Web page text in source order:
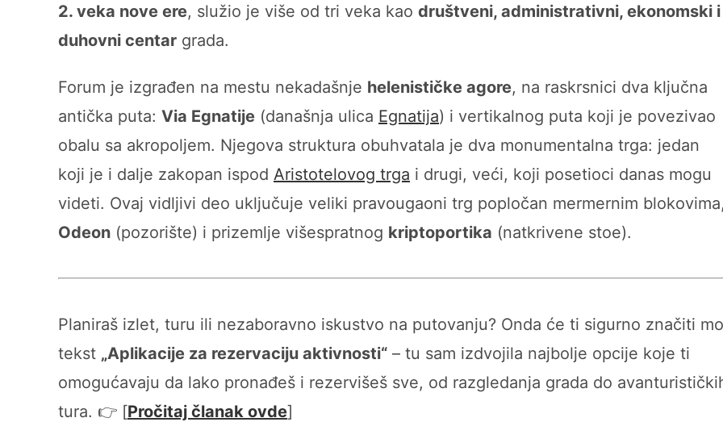
2. veka nove ere, služio je više od tri veka kao društveni, administrativni, ekonomski i
duhovni centar grada.
Forum je izgrađen na mestu nekadašnje helenističke agore, na raskrsnici dva ključna
antička puta: Via Egnatije (današnja ulica Egnatija) i vertikalnog puta koji je povezivao
obalu sa akropoljem. Njegova struktura obuhvatala je dva monumentalna trga: jedan
koji je i dalje zakopan ispod Aristotelovog trga i drugi, veći, koji posetioci danas mogu
videti. Ovaj vidljivi deo uključuje veliki pravougaoni trg popločan mermernim
Odeon (pozorište) i prizemlje višespratnog kriptoportika (natkrivene stoe).
Planiraš izlet, turu ili nezaboravno iskustvo na putovanju? Onda će ti sigurno značiti
tekst „Aplikacije za rezervaciju aktivnosti“ – tu sam izdvojila najbolje opcije koje ti
omogućavaju da lako pronađeš i rezervišeš sve, od razgledanja grada do
tura. 👉 [Pročitaj članak ovde]